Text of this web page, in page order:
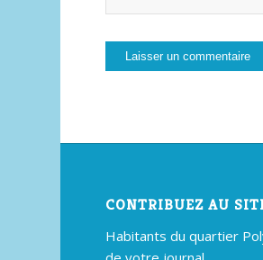
CONTRIBUEZ AU
Habitants du quartier